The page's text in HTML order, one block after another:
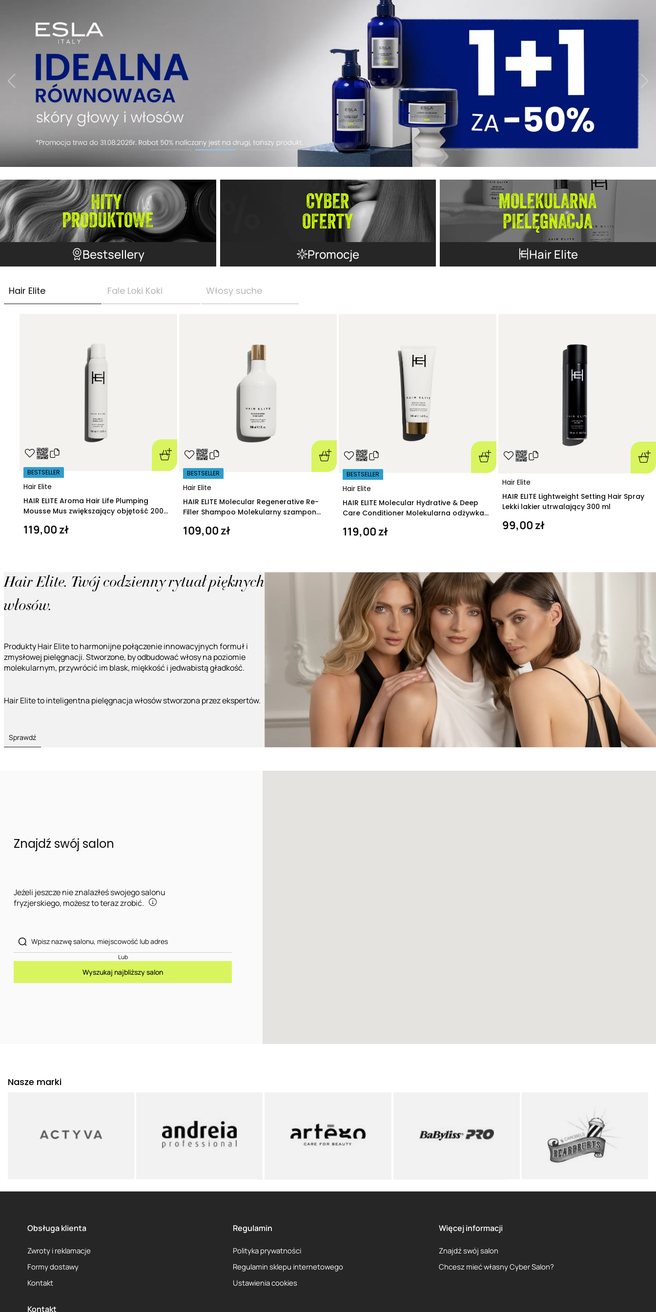
Bestsellery Promocje Hair Elite
Hair Elite Fale Loki Koki Włosy suche
Hair Elite
BESTSELLER
HAIR ELITE Aroma Hair Life Plumping
Mousse Mus zwiększający objętość 200
119,00 zł
Hair Elite
BESTSELLER
HAIR ELITE Molecular Regenerative Re-
Filler Shampoo Molekularny szampon
109,00 zł
Hair Elite
BESTSELLER
HAIR ELITE Molecular Hydrative & Deep
Care Conditioner Molekularna odżywka
119,00 zł
Hair Elite
HAIR ELITE Lightweight Setting Hair Spray
Lekki lakier utrwalający 300 ml
99,00 zł
Hair Elite. Twój codzienny rytuał pięknych
włosów.
Produkty Hair Elite to harmonijne połączenie innowacyjnych formuł i
zmysłowej pielęgnacji. Stworzone, by odbudować włosy na poziomie
molekularnym, przywrócić im blask, miękkość i jedwabistą gładkość.
Hair Elite to inteligentna pielęgnacja włosów stworzona przez ekspertów.
Sprawdź
Znajdź swój salon
Jeżeli jeszcze nie znalazłeś swojego salonu
fryzjerskiego, możesz to teraz zrobić.
Lub
Wyszukaj najbliższy salon
Nasze marki
Obsługa klienta
Zwroty i reklamacje
Formy dostawy
Kontakt
Regulamin
Polityka prywatności
Regulamin sklepu internetowego
Ustawienia cookies
Więcej informacji
Znajdź swój salon
Chcesz mieć własny Cyber Salon?
Kontakt